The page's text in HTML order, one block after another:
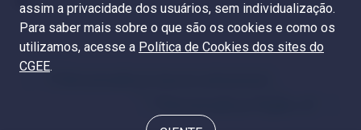
assim a privacidade dos usuários, sem individualização.
Para saber mais sobre o que são os cookies e como os
utilizamos, acesse a Política de Cookies dos sites do
CGEE.